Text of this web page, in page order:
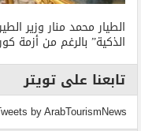
الطيار محمد منار وزير
الذكية” بالرغم من أزمة
تابعنا على تويتر
by ArabTourismNews